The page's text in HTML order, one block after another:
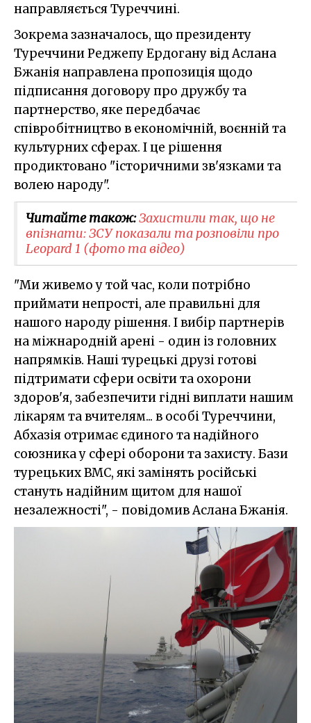
направляється Туреччині.
Зокрема зазначалось, що президенту
Туреччини Реджепу Ердогану від Аслана
Бжанія направлена пропозиція щодо
підписання договору про дружбу та
партнерство, яке передбачає
співробітництво в економічній, воєнній та
культурних сферах. І це рішення
продиктовано "історичними зв'язками та
волею народу".
Читайте також:Захистили так, що не
впізнати: ЗСУ показали та розповіли про
Leopard 1 (фото та відео)
"Ми живемо у той час, коли потрібно
приймати непрості, але правильні для
нашого народу рішення. І вибір партнерів
на міжнародній арені - один із головних
напрямків. Наші турецькі друзі готові
підтримати сфери освіти та охорони
здоров'я, забезпечити гідні виплати нашим
лікарям та вчителям... в особі Туреччини,
Абхазія отримає єдиного та надійного
союзника у сфері оборони та захисту. Бази
турецьких ВМС, які замінять російські
стануть надійним щитом для нашої
незалежності", - повідомив Аслана Бжанія.